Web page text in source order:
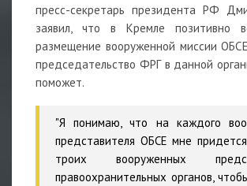
пресс-секретарь президента РФ
заявил, что в Кремле позитивно
размещение вооруженной миссии
председательство ФРГ в данной
поможет.
"Я понимаю, что на каждого
представителя ОБСЕ мне
троих вооруженных
правоохранительных органов,